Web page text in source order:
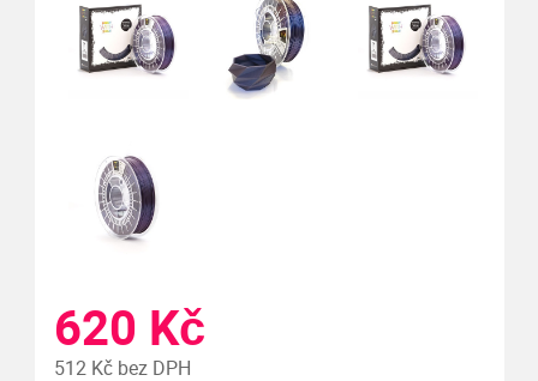
620 Kč
512 Kč bez DPH